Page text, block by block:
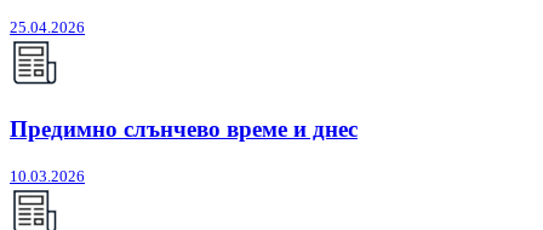
25.04.2026
Предимно слънчево време и днес
10.03.2026